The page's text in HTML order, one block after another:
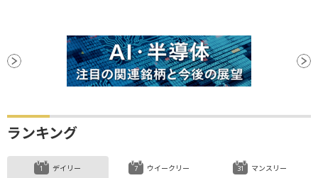
ランキング
デイリー ウイークリー マンスリー